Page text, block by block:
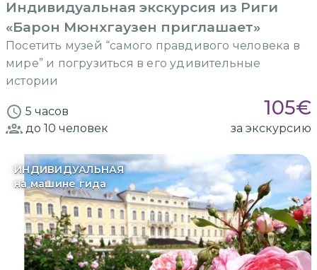
Индивидуальная экскурсия из Риги
«Барон Мюнхгаузен приглашает»
Посетить музей “самого правдивого человека в
мире” и погрузиться в его удивительные
истории
5 часов 105€
до 10 человек за экскурсию
ИНДИВИДУАЛЬНАЯ
на машине гида